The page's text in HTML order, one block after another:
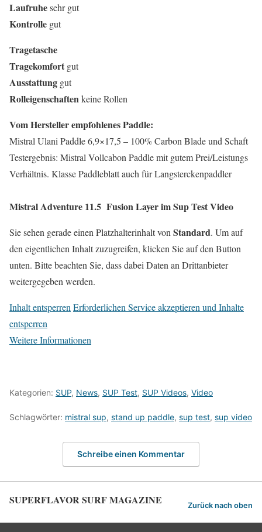
Laufruhesehr gut
Kontrolle gut
Tragetasche
Tragekomfort gut
Ausstattung gut
Rolleigenschaftenkeine Rollen
Vom Hersteller empfohlenes Paddle:
Mistral Ulani Paddle 6,9×17,5 – 100% Carbon Blade und Schaft
Testergebnis: Mistral Vollcabon Paddle mit gutem Prei/Leistungs
Verhältnis. Klasse Paddleblatt auch für Langsterckenpaddler
Mistral Adventure 11.5 Fusion Layerim Sup Test Video
Sie sehen gerade einen Platzhalterinhalt von Standard. Um auf
den eigentlichen Inhalt zuzugreifen, klicken Sie auf den Button
unten. Bitte beachten Sie, dass dabei Daten an Drittanbieter
weitergegeben werden.
Inhalt entsperren Erforderlichen Service akzeptieren und Inhalte
entsperren
Weitere Informationen
Kategorien: SUP, News, SUP Test, SUP Videos, Video
Schlagwörter: mistral sup, stand up paddle, sup test, sup video
Schreibe einen Kommentar
SUPERFLAVOR SURF MAGAZINE Zurück nach oben